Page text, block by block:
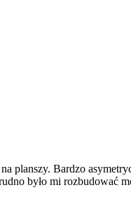
planszy. Bardzo
było mi rozbudować